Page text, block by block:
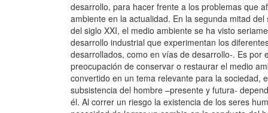
desarrollo, para hacer frente a los problemas que
ambiente en la actualidad. En la segunda mitad del
del siglo XXI, el medio ambiente se ha visto
desarrollo industrial que experimentan los
desarrollados, como en vías de desarrollo-. Es por
preocupación de conservar o restaurar el medio
convertido en un tema relevante para la sociedad,
subsistencia del hombre –presente y futura-
él. Al correr un riesgo la existencia de los seres